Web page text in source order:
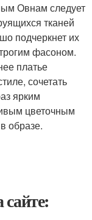
Овнам следует
тканей
подчеркнет их
фасоном.
платье
сочетать
ярким
цветочным
образе.